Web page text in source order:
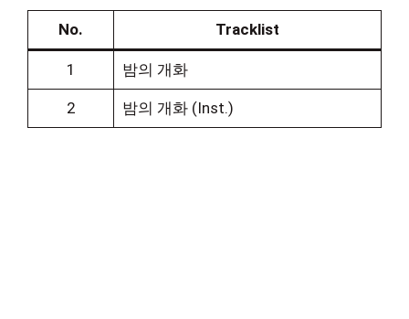
No. Tracklist
1 밤의 개화
2 밤의 개화 (Inst.)